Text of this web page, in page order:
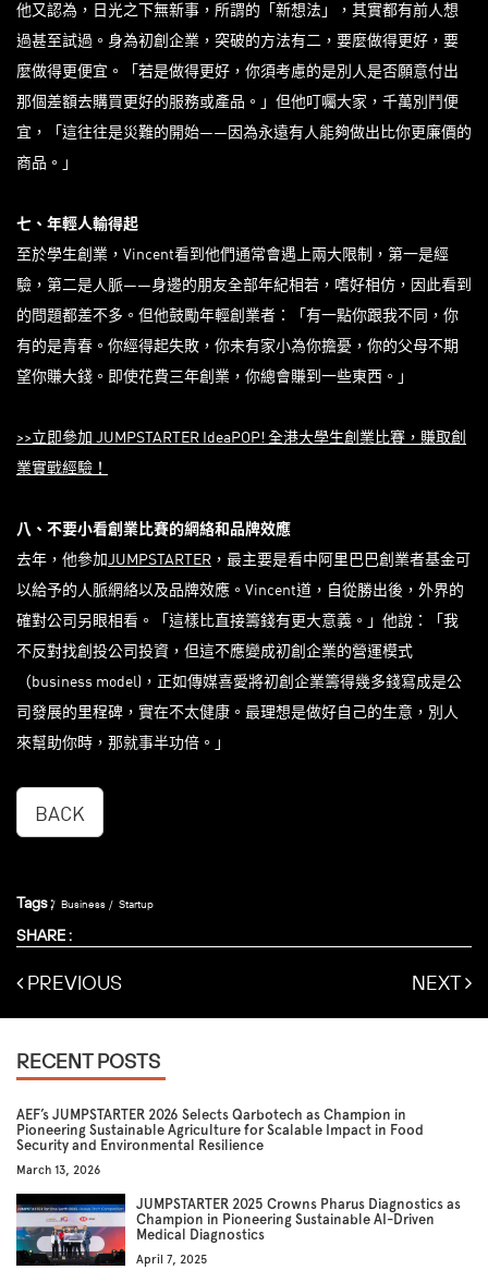
他又認為，日光之下無新事，所謂的「新想法」，其實都有前人想
過甚至試過。身為初創企業，突破的方法有二，要麼做得更好，要
麼做得更便宜。「若是做得更好，你須考慮的是別人是否願意付出
那個差額去購買更好的服務或產品。」但他叮囑大家，千萬別鬥便
宜，「這往往是災難的開始——因為永遠有人能夠做出比你更廉價的
商品。」
七、年輕人輸得起
至於學生創業，Vincent看到他們通常會遇上兩大限制，第一是經
驗，第二是人脈——身邊的朋友全部年紀相若，嗜好相仿，因此看到
的問題都差不多。但他鼓勵年輕創業者：「有一點你跟我不同，你
有的是青春。你經得起失敗，你未有家小為你擔憂，你的父母不期
望你賺大錢。即使花費三年創業，你總會賺到一些東西。」
>>立即參加 JUMPSTARTER IdeaPOP! 全港大學生創業比賽，賺取創
業實戰經驗！
八、不要小看創業比賽的網絡和品牌效應
去年，他參加JUMPSTARTER ，最主要是看中阿里巴巴創業者基金可
以給予的人脈網絡以及品牌效應。Vincent道，自從勝出後，外界的
確對公司另眼相看。「這樣比直接籌錢有更大意義。」他說：「我
不反對找創投公司投資，但這不應變成初創企業的營運模式
（business model)，正如傳媒喜愛將初創企業籌得幾多錢寫成是公
司發展的里程碑，實在不太健康。最理想是做好自己的生意，別人
來幫助你時，那就事半功倍。」
BACK
Tags : Business Startup
SHARE :
PREVIOUS NEXT
RECENT POSTS
AEF’s JUMPSTARTER 2026 Selects Qarbotech as Champion in
Pioneering Sustainable Agriculture for Scalable Impact in Food
Security and Environmental Resilience
March 13, 2026
JUMPSTARTER 2025 Crowns Pharus Diagnostics as
Champion in Pioneering Sustainable AI-Driven
Medical Diagnostics
April 7, 2025